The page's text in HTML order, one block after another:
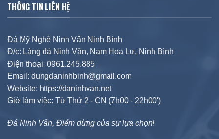
THÔNG TIN LIÊN HỆ
Đá Mỹ Nghệ Ninh Vân Ninh Bình
Đ/c: Làng đá Ninh Vân, Nam Hoa Lư, Ninh Bình
Điện thoại: 0961.245.885
Email: dungdaninhbinh@gmail.com
Website: https://daninhvan.net
Giờ làm việc: Từ Thứ 2 - CN (7h00 - 22h00')
Đá Ninh Vân, Điểm dừng của sự lựa chọn!